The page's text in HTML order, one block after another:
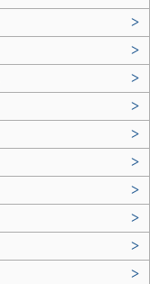
>
>
>
>
>
>
>
>
>
>